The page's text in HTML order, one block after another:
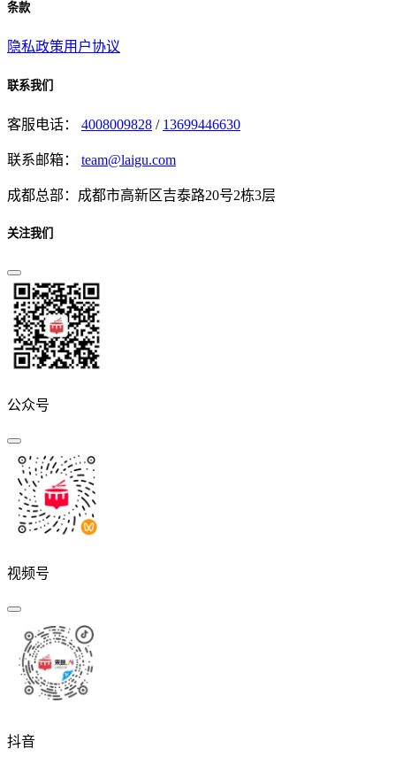
条款
隐私政策用户协议
联系我们
客服电话： 4008009828 / 13699446630
联系邮箱： team@laigu.com
成都总部：成都市高新区吉泰路20号2栋3层
关注我们
公众号
视频号
抖音